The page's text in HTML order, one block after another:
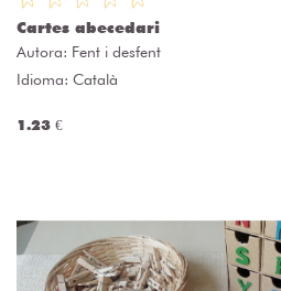
Cartes abecedari
Autora: Fent i desfent
Idioma: Català
1.23 €